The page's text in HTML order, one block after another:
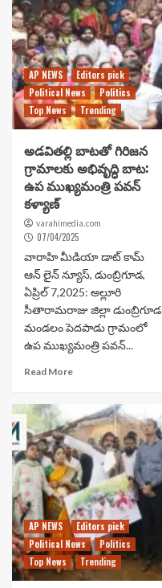
AP NEWS
Editors pick
Political News
Politics
Top News
Trending
అడవితల్లి బాటతో గిరిజన
గ్రామాలకు అభివృద్ధి బాట:
ఉప ముఖ్యమంత్రి పవన్
కళ్యాణ్
varahimedia.com
07/04/2025
వారాహి మీడియా డాట్ కామ్
ఆన్ లైన్ న్యూస్, డుంబ్రిగూడ,
ఏప్రిల్ 7,2025: అల్లూరి
సీతారామరాజు జిల్లా డుంబ్రిగూడ
మండలం పెదపాడు గ్రామంలో
ఉప ముఖ్యమంత్రి పవన్...
Read More
AP NEWS
Editors pick
Political News
Politics
Top News
Trending